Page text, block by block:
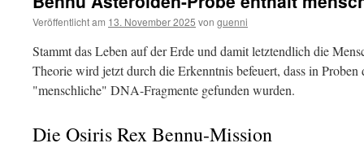
Veröffentlicht am 13. November 2025 von guenni
Stammt das Leben auf der Erde und damit letztendlich die
Theorie wird jetzt durch die Erkenntnis befeuert, dass in Proben
"menschliche" DNA-Fragmente gefunden wurden.
Die Osiris Rex Bennu-Mission